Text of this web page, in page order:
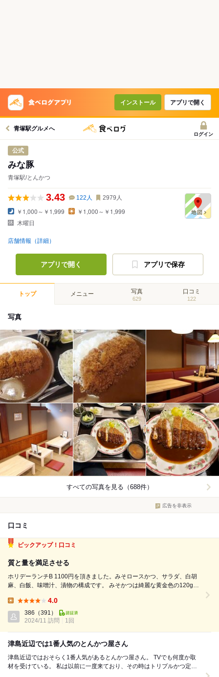
インストール アプリで開く
青塚駅グルメへ
ログイン
公式
みな豚
青塚駅/とんかつ
3.43 122 人 2979 人
￥1,000～￥1,999
￥1,000～￥1,999
木曜日
店舗情報（詳細）
アプリで開く アプリで保存
トップ メニュー 写真
629
口コミ
122
写真
すべての写真を見る（688件）
広告を非表示
口コミ
ピックアップ！口コミ
質と量を満足させる
ホリデーランチB 1100円を頂きました。みそロースかつ、サラダ、白胡
麻、白飯、味噌汁、漬物の構成です。 みそかつは綺麗な黄金色の120gの
合わせると円やかさが加わるベンチマーク的味わい。旨い。 サラダの千
切りキャベツは甘味...
4.0
386 （391）
2024/11 訪問
1回
津島近辺では1番人気のとんかつ屋さん
津島近辺ではおそらく1番人気があるとんかつ屋さん。 TVでも何度か取
材を受けている。 私は以前に一度来ており、その時はトリプルかつ定食